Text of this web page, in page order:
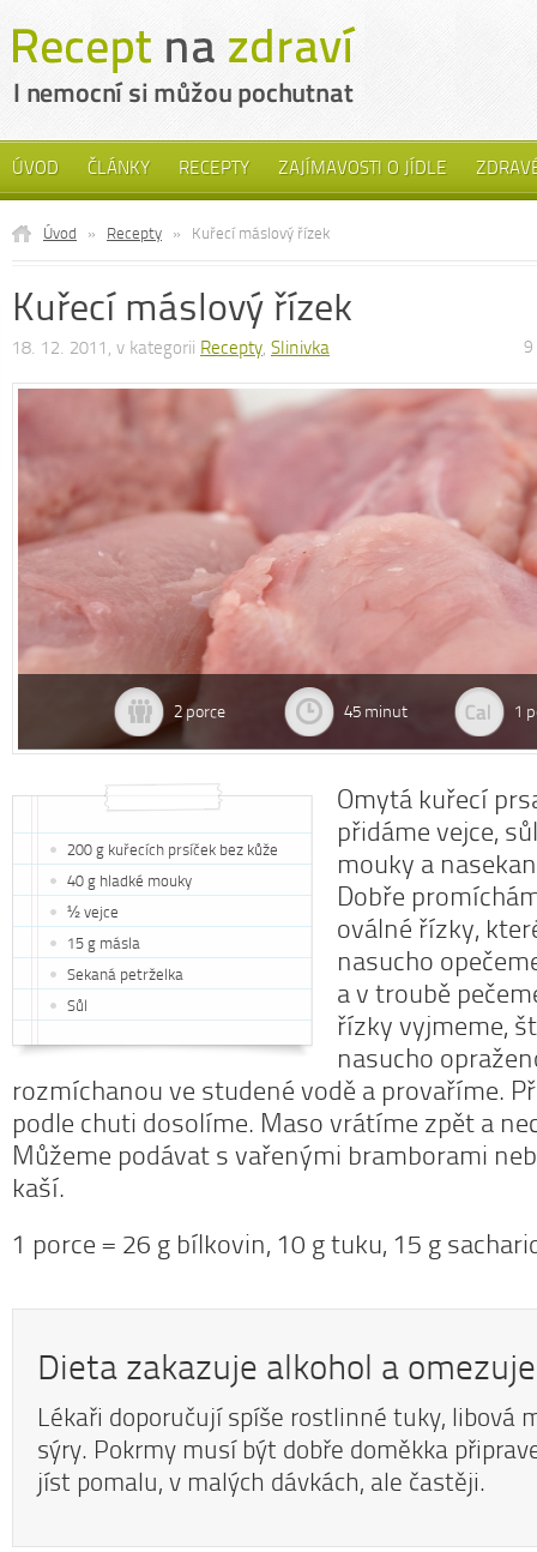
ÚVOD ČLÁNKY RECEPTY ZAJÍMAVOSTI O JÍDLE
Úvod » Recepty » Kuřecí máslový řízek
Kuřecí máslový řízek
18. 12. 2011, v kategorii Recepty, Slinivka 9
2 porce 45 minut 1
200 g kuřecích prsíček bez kůže
40 g hladké mouky
½ vejce
15 g másla
Sekaná petrželka
Sůl
Omytá kuřecí
přidáme vejce,
mouky a
Dobře
oválné řízky,
nasucho
a v troubě
řízky vyjmeme,
nasucho
rozmíchanou ve studené vodě a provaříme.
podle chuti dosolíme. Maso vrátíme zpět a
Můžeme podávat s vařenými bramborami
kaší.
1 porce = 26 g bílkovin, 10 g tuku, 15 g
Dieta zakazuje alkohol a
Lékaři doporučují spíše rostlinné tuky, libová
sýry. Pokrmy musí být dobře doměkka
jíst pomalu, v malých dávkách, ale častěji.